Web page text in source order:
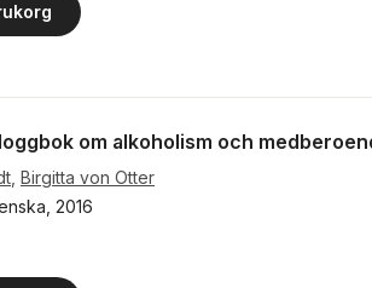
om alkoholism och
Birgitta von Otter
2016
Totalt antal röster: